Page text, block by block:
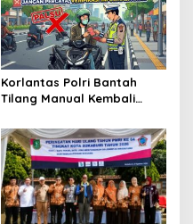
Korlantas Polri Bantah
Tilang Manual Kembali
150 Persen Dipastikan
Hoaks